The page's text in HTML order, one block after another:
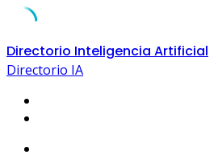
Skip
to
Directorio Inteligencia Artificial
Directorio IA